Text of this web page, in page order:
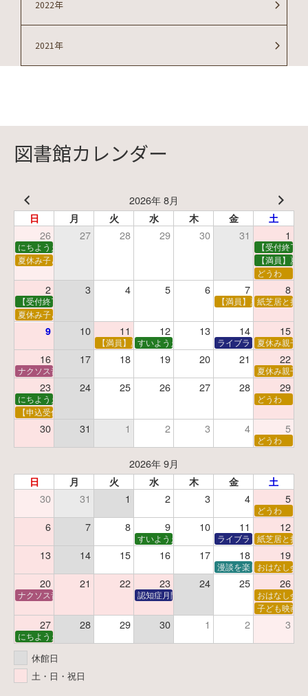
2022年
2021年
図書館カレンダー
2026年 8月
日 月 火 水 木 金 土
26 27 28 29 30 31 1
にちようえほん
【受付終了
夏休み子ども映画会
【満員】夏
どうわ
2 3 4 5 6 7 8
【受付終了】親子で挑戦！調べ学習ワークショップ 【満員】夏休み科学あ
紙芝居と折
夏休み子ども平和映画会
9 10 11 12 13 14 15
【満員】夏休みおはなし工作会
すいようえほん ライブラリーシアター
夏休み親子
16 17 18 19 20 21 22
ナクソス音楽会 第5回 NHK交響楽団創立100年 夏休み親子
23 24 25 26 27 28 29
にちようえほん
どうわ
【申込受付中】ゆうべのこわ～いおはなし会
30 31 1 2 3 4 5
どうわ
2026年 9月
日 月 火 水 木 金 土
30 31 1 2 3 4 5
どうわ
6 7 8 9 10 11 12
すいようえほん ライブラリーシアター
紙芝居と折
13 14 15 16 17 18 19
漫談を楽しむ会 ～漫談
おはなし会
20 21 22 23 24 25 26
ナクソス音楽会 第6回 宇宙を感じるクラシック認知症月間 特別映画会「調査屋マオさんの恋
おはなし会
子ども映画会
27 28 29 30 1 2 3
にちようえほん
休館日
土・日・祝日